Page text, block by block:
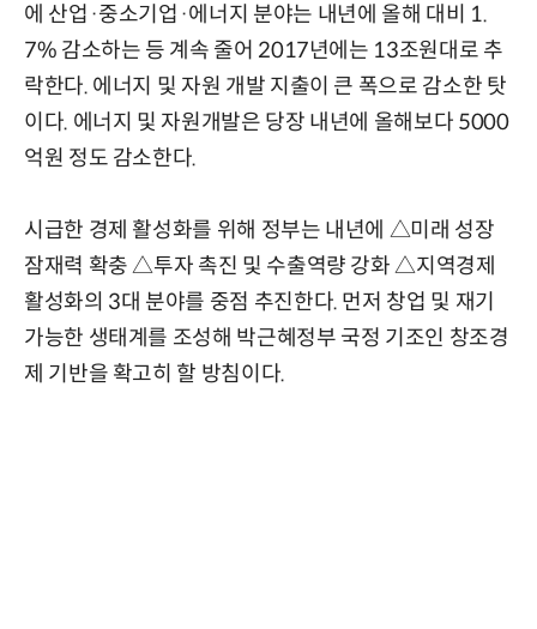
에 산업·중소기업·에너지 분야는 내년에 올해 대비 1.
7% 감소하는 등 계속 줄어 2017년에는 13조원대로 추
락한다. 에너지 및 자원 개발 지출이 큰 폭으로 감소한 탓
이다. 에너지 및 자원개발은 당장 내년에 올해보다 5000
억원 정도 감소한다.
시급한 경제 활성화를 위해 정부는 내년에 △미래 성장
잠재력 확충 △투자 촉진 및 수출역량 강화 △지역경제
활성화의 3대 분야를 중점 추진한다. 먼저 창업 및 재기
가능한 생태계를 조성해 박근혜정부 국정 기조인 창조경
제 기반을 확고히 할 방침이다.